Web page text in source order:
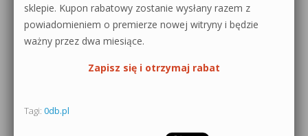
sklepie. Kupon rabatowy zostanie wysłany razem z
powiadomieniem o premierze nowej witryny i będzie
ważny przez dwa miesiące.
Zapisz się i otrzymaj rabat
Tagi: 0db.pl